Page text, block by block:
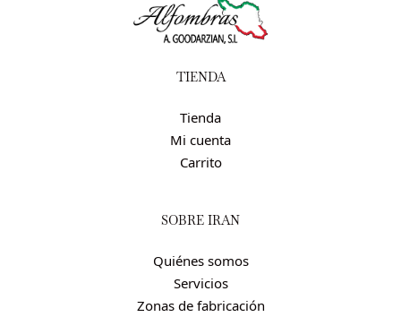
TIENDA
Tienda
Mi cuenta
Carrito
SOBRE IRÁN
Quiénes somos
Servicios
Zonas de fabricación